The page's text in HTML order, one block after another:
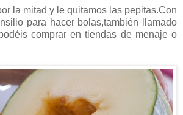
la mitad y le quitamos las pepitas.Con
para hacer bolas,también llamado
comprar en tiendas de menaje o